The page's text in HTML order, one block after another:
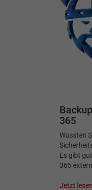
365
Wussten
Es gibt
365
Jetzt lesen